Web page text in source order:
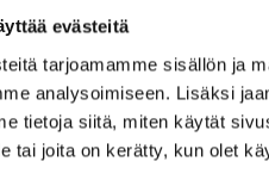
evästeitä
tarjoamamme sisällön ja
analysoimiseen. Lisäksi
tietoja siitä, miten käytät
tai joita on kerätty, kun olet
Polestar-huoltoon